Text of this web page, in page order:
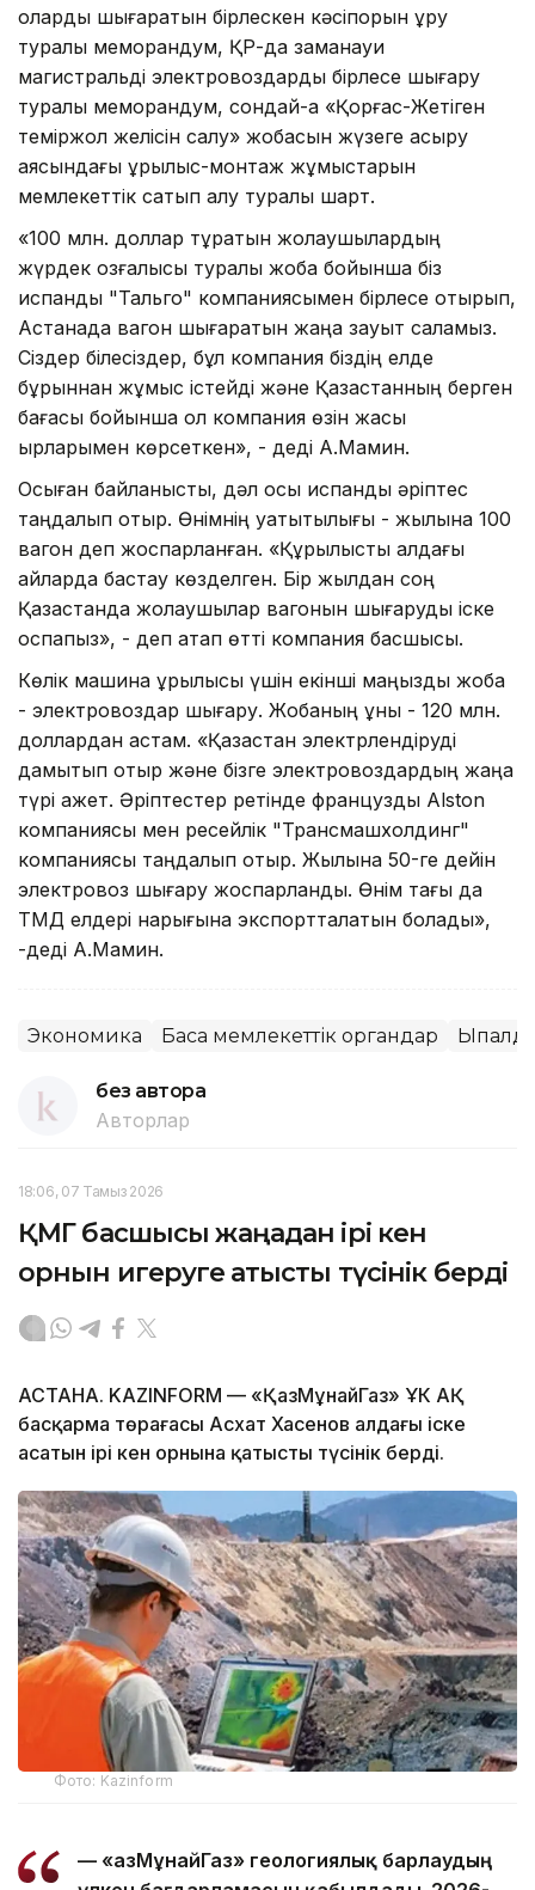
оларды шығаратын бірлескен кәсіпорын құру
туралы меморандум, ҚР-да заманауи
магистральді электровоздарды бірлесе шығару
туралы меморандум, сондай-ақ «Қорғас-Жетіген
теміржол желісін салу» жобасын жүзеге асыру
аясындағы құрылыс-монтаж жұмыстарын
мемлекеттік сатып алу туралы шарт.
«100 млн. доллар тұратын жолаушылардың
жүрдек қозғалысы туралы жоба бойынша біз
испандық "Тальго" компаниясымен бірлесе отырып,
Астанада вагон шығаратын жаңа зауыт саламыз.
Сіздер білесіздер, бұл компания біздің елде
бұрыннан жұмыс істейді және Қазақстанның берген
бағасы бойынша ол компания өзін жақсы
қырларымен көрсеткен», - деді А.Мамин.
Осыған байланысты, дәл осы испандық әріптес
таңдалып отыр. Өнімнің қуатытылығы - жылына 100
вагон деп жоспарланған. «Құрылысты алдағы
айларда бастау көзделген. Бір жылдан соң
Қазақстанда жолаушылар вагонын шығаруды іске
қоспақпыз», - деп атап өтті компания басшысы.
Көлік машина құрылысы үшін екінші маңызды жоба
- электровоздар шығару. Жобаның құны - 120 млн.
доллардан астам. «Қазақстан электрлендіруді
дамытып отыр және бізге электровоздардың жаңа
түрі қажет. Әріптестер ретінде француздық Alston
компаниясы мен ресейлік "Трансмашхолдинг"
компаниясы таңдалып отыр. Жылына 50-ге дейін
электровоз шығару жоспарланды. Өнім тағы да
ТМД елдері нарығына экспортталатын болады»,
-деді А.Мамин.
Экономика Басқа мемлекеттік органдар
без автора
Авторлар
18:06, 07 Тамыз 2026
ҚМГ басшысы жаңадан ірі кен
орнын игеруге қатысты түсінік берді
АСТАНА. KAZINFORM — «ҚазМұнайГаз» ҰК АҚ
басқарма төрағасы Асхат Хасенов алдағы іске
асатын ірі кен орнына қатысты түсінік берді.
Фото: Kazinform
— «ҚазМұнайГаз» геологиялық барлаудың